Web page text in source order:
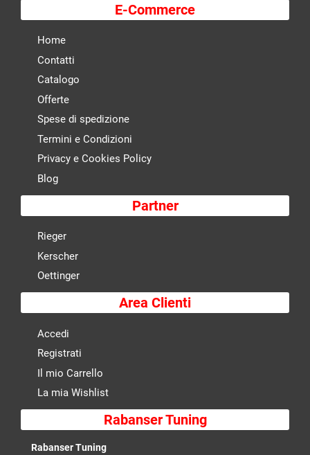
E-Commerce
Home
Contatti
Catalogo
Offerte
Spese di spedizione
Termini e Condizioni
Privacy e Cookies Policy
Blog
Partner
Rieger
Kerscher
Oettinger
Area Clienti
Accedi
Registrati
Il mio Carrello
La mia Wishlist
Rabanser Tuning
Rabanser Tuning